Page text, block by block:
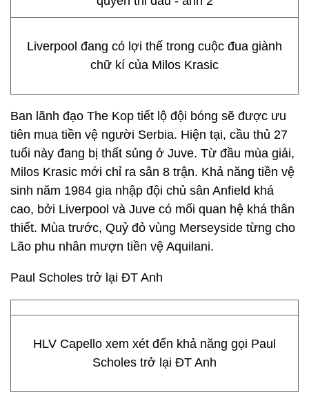
Liverpool đang có lợi thế trong cuộc đua giành
chữ kí của Milos Krasic
Ban lãnh đạo The Kop tiết lộ đội bóng sẽ được ưu
tiên mua tiền vệ người Serbia. Hiện tại, cầu thủ 27
tuổi này đang bị thất sủng ở Juve. Từ đầu mùa giải,
Milos Krasic mới chỉ ra sân 8 trận. Khả năng tiền vệ
sinh năm 1984 gia nhập đội chủ sân Anfield khá
cao, bởi Liverpool và Juve có mối quan hệ khá thân
thiết. Mùa trước, Quỷ đỏ vùng Merseyside từng cho
Lão phu nhân mượn tiền vệ Aquilani.
Paul Scholes trở lại ĐT Anh
HLV Capello xem xét đến khả năng gọi Paul
Scholes trở lại ĐT Anh